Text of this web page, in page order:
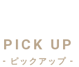
PICK UP
- ピックアップ -